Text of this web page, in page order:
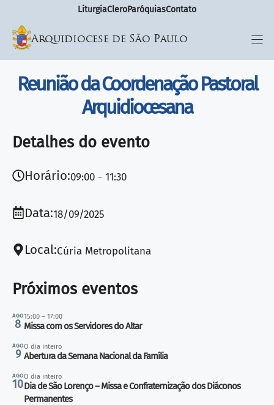
LiturgiaCleroParóquiasContato
Arquidiocese de São Paulo
Reunião da Coordenação Pastoral
Arquidiocesana
Detalhes do evento
Horário:09:00 11:30
Data:18/09/2025
Local:Cúria Metropolitana
Próximos eventos
AGO
8
15:00 – 17:00
Missa com os Servidores do Altar
AGO
9
O dia inteiro
Abertura da Semana Nacional da Família
AGO
10
O dia inteiro
Dia de São Lorenço – Missa e Confraternização dos Diáconos
Permanentes